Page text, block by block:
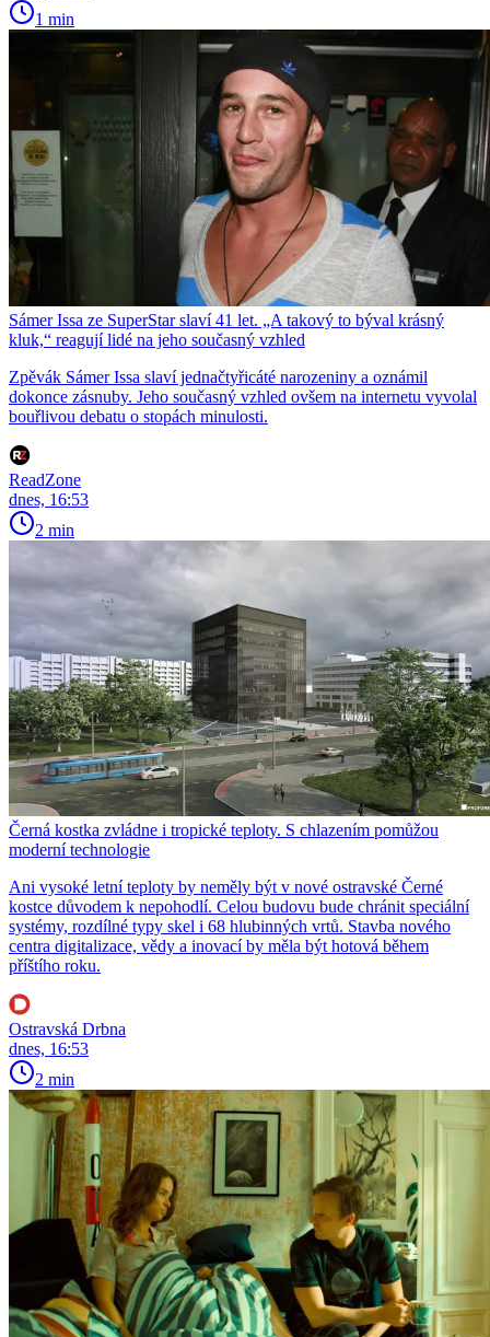
1 min
Sámer Issa ze SuperStar slaví 41 let. „A takový to býval krásný
kluk,“ reagují lidé na jeho současný vzhled
Zpěvák Sámer Issa slaví jednačtyřicáté narozeniny a oznámil
dokonce zásnuby. Jeho současný vzhled ovšem na internetu vyvolal
bouřlivou debatu o stopách minulosti.
ReadZone
dnes, 16:53
2 min
Černá kostka zvládne i tropické teploty. S chlazením pomůžou
moderní technologie
Ani vysoké letní teploty by neměly být v nové ostravské Černé
kostce důvodem k nepohodlí. Celou budovu bude chránit speciální
systémy, rozdílné typy skel i 68 hlubinných vrtů. Stavba nového
centra digitalizace, vědy a inovací by měla být hotová během
příštího roku.
Ostravská Drbna
dnes, 16:53
2 min